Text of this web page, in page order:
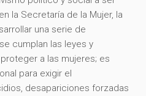
la Secretaría de la Mujer, la
una serie de
cumplan las leyes y
a las mujeres; es
para exigir el
desapariciones forzadas